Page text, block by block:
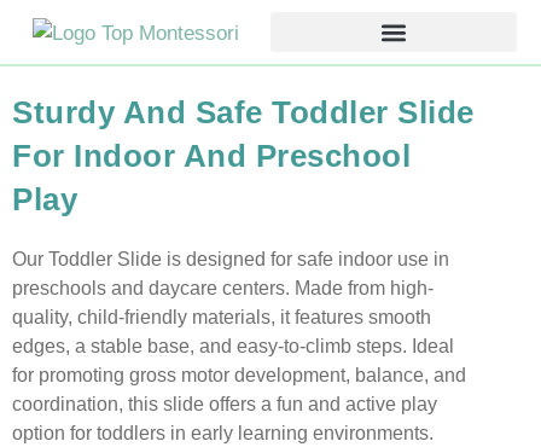
Sturdy And Safe Toddler Slide
For Indoor And Preschool
Play
Our Toddler Slide is designed for safe indoor use in
preschools and daycare centers. Made from high-
quality, child-friendly materials, it features smooth
edges, a stable base, and easy-to-climb steps. Ideal
for promoting gross motor development, balance, and
coordination, this slide offers a fun and active play
option for toddlers in early learning environments.